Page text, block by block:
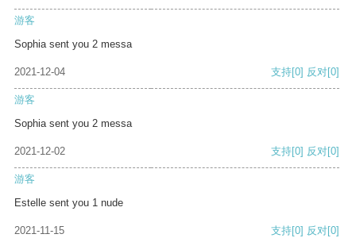
游客
Sophia sent you 2 messa
2021-12-04 支持[0] 反对[0]
游客
Sophia sent you 2 messa
2021-12-02 支持[0] 反对[0]
游客
Estelle sent you 1 nude
2021-11-15 支持[0] 反对[0]